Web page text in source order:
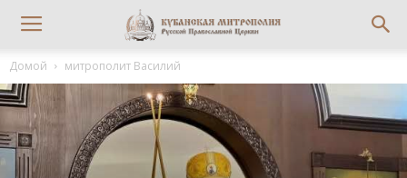
Домой митрополит Василий